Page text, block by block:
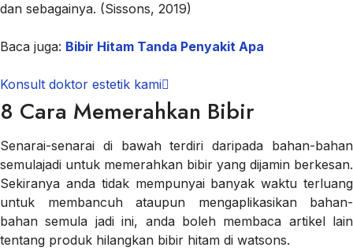
dan sebagainya. (Sissons, 2019)
Baca juga: Bibir Hitam Tanda Penyakit Apa
Konsult doktor estetik kami
8 Cara Memerahkan Bibir
Senarai-senarai di bawah terdiri daripada bahan-bahan
semulajadi untuk memerahkan bibir yang dijamin berkesan.
Sekiranya anda tidak mempunyai banyak waktu terluang
untuk membancuh ataupun mengaplikasikan bahan-
bahan semula jadi ini, anda boleh membaca artikel lain
tentang produk hilangkan bibir hitam di watsons.